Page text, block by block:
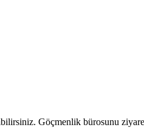
Göçmenlik bürosunu